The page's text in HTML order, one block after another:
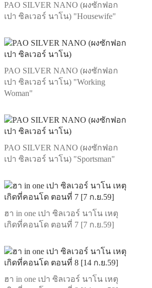
PAO SILVER NANO (ผงซักฟอก
เปา ซิลเวอร์ นาโน) "Housewife"
PAO SILVER NANO (ผงซักฟอก
เปา ซิลเวอร์ นาโน) "Working
Woman"
PAO SILVER NANO (ผงซักฟอก
เปา ซิลเวอร์ นาโน) "Sportsman"
ฮา in one เปา ซิลเวอร์ นาโน เหตุ
เกิดที่คอนโด ตอนที่ 7 [7 ก.ย.59]
ฮา in one เปา ซิลเวอร์ นาโน เหตุ